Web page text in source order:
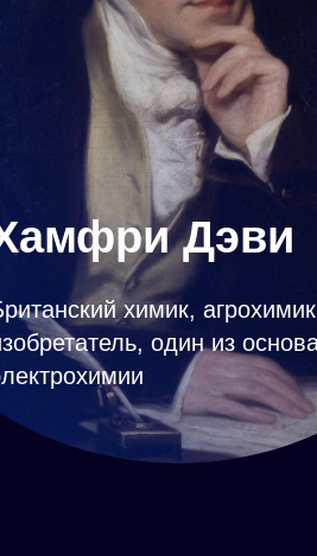
Дэви
химик,
один из